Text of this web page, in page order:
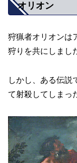
オリオン
狩猟者オリオンは
狩りを共にしまし
しかし、ある伝説
て射殺してしまっ